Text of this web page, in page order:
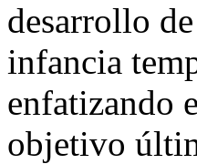
desarrollo
infancia
enfatizando
objetivo